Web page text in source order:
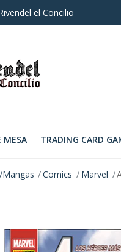
el Concilio
MESA TRADING CARD
Comics Marvel